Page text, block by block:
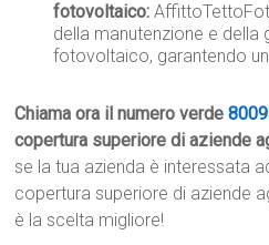
fotovoltaico:
della manutenzione e della
fotovoltaico, garantendo
Chiama ora il numero verde
copertura superiore di aziende
se la tua azienda è interessata
copertura superiore di aziende
è la scelta migliore!